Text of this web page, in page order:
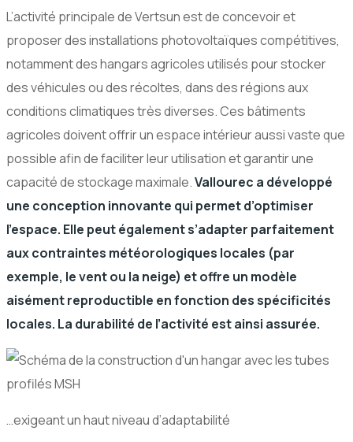
L’activité principale de Vertsun est de concevoir et
proposer des installations photovoltaïques compétitives,
notamment des hangars agricoles utilisés pour stocker
des véhicules ou des récoltes, dans des régions aux
conditions climatiques très diverses. Ces bâtiments
agricoles doivent offrir un espace intérieur aussi vaste que
possible afin de faciliter leur utilisation et garantir une
capacité de stockage maximale.Vallourec a développé
une conception innovante qui permet d’optimiser
l’espace. Elle peut également s’adapter parfaitement
aux contraintes météorologiques locales (par
exemple, le vent ou la neige) et offre un modèle
aisément reproductible en fonction des spécificités
locales. La durabilité de l’activité est ainsi assurée.
…exigeant un haut niveau d’adaptabilité